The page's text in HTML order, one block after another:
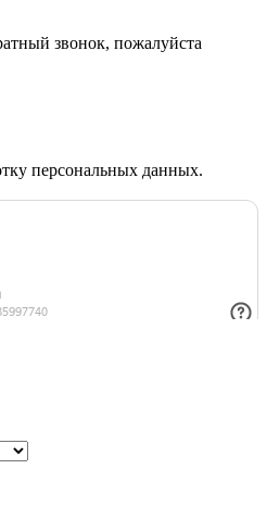
звонок, пожалуйста
персональных данных.